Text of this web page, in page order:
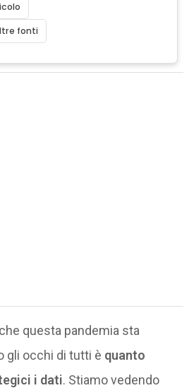
fonti
questa pandemia sta
gli occhi di tutti è quanto
i dati. Stiamo vedendo